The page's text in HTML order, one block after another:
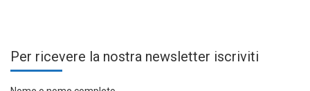
Per ricevere la nostra newsletter iscriviti